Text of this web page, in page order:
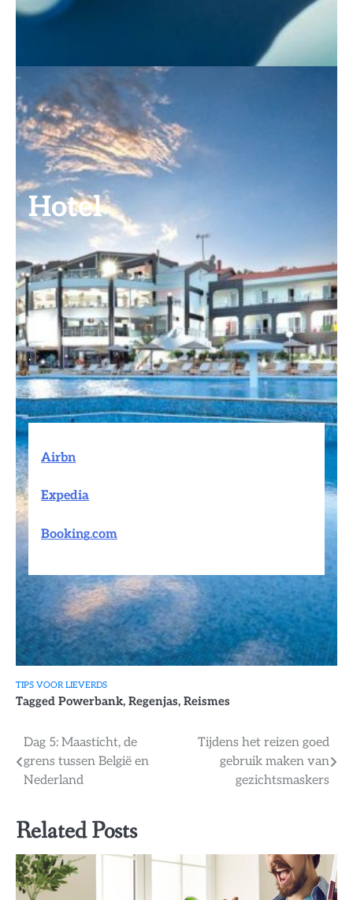
Hotel
.
.
.
.
Airbn
Expedia
Booking.com
TIPS VOOR LIEVERDS
Tagged Powerbank, Regenjas, Reismes
Bericht
navigatie
Dag 5: Maasticht, de
grens tussen België en
Nederland
Tijdens het reizen goed
gebruik maken van
gezichtsmaskers
Related Posts